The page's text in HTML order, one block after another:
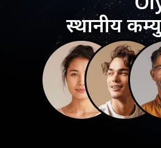
स्थानीय